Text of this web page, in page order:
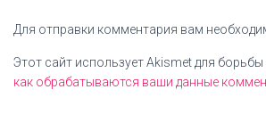
Для отправки комментария вам
Этот сайт использует Akismet для
как обрабатываются ваши данные